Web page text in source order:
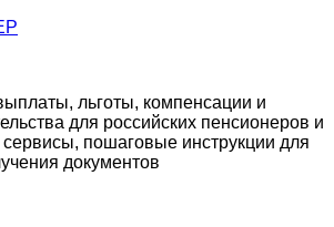
льготы, компенсации и
для российских пенсионеров и
пошаговые инструкции для
документов